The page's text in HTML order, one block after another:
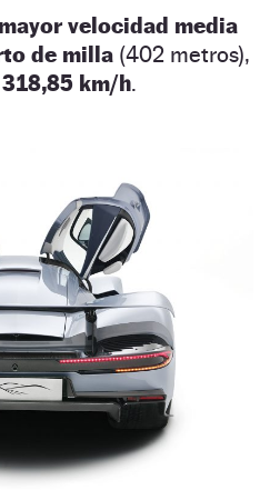
mayor velocidad media
de milla (402 metros),
318,85 km/h.